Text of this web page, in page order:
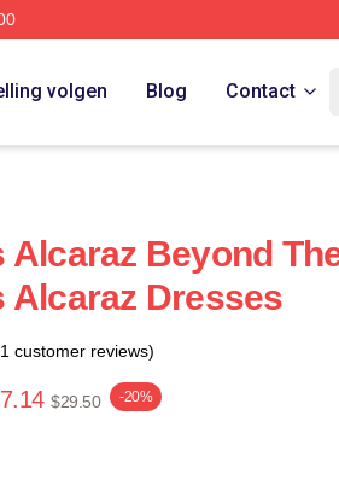
volgen Blog Contact
Alcaraz Beyond
Alcaraz Dresses
customer reviews)
$29.50 -20%